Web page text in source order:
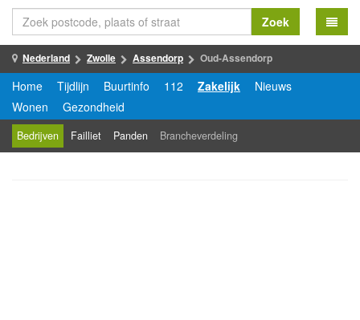
Zoek
Nederland Zwolle Assendorp Oud-Assendorp
Home Tijdlijn Buurtinfo 112 Zakelijk
Nieuws
Wonen
Gezondheid
Bedrijven Failliet Panden Brancheverdeling